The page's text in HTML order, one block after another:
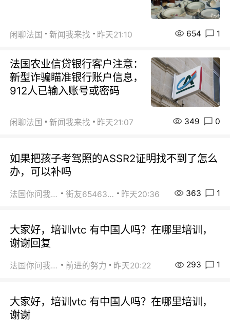
闲聊法国 新闻我来找 昨天21:10 654 1
法国农业信贷银行客户注意：
新型诈骗瞄准银行账户信息，
912人已输入账号或密码
闲聊法国 新闻我来找 昨天21:07 349 0
如果把孩子考驾照的ASSR2证明找不到了怎么
办，可以补吗
法国你问我答 街友65463281 昨天20:36 363 1
大家好，培训vtc 有中国人吗？在哪里培训，
谢谢回复
法国你问我答 前进的努力 昨天20:22 293 1
大家好，培训vtc 有中国人吗？在哪里培训，
谢谢